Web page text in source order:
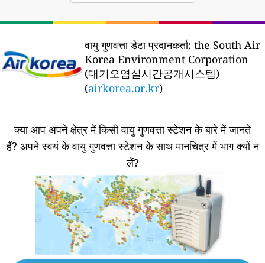
वायु गुणवत्ता डेटा प्रदानकर्ता: the South Air
Korea Environment Corporation
(대기오염실시간공개시스템)
(airkorea.or.kr)
क्या आप अपने क्षेत्र में किसी वायु गुणवत्ता स्टेशन के बारे में जानते
हैं? अपने स्वयं के वायु गुणवत्ता स्टेशन के साथ मानचित्र में भाग क्यों न
लें?